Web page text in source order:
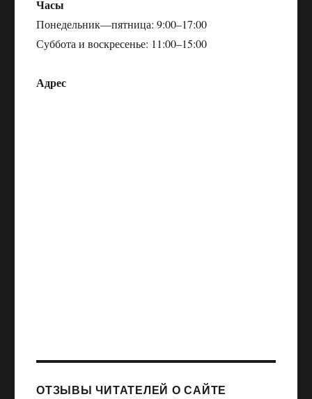
Часы
Понедельник—пятница: 9:00–17:00
Суббота и воскресенье: 11:00–15:00
Адрес
ОТЗЫВЫ ЧИТАТЕЛЕЙ О САЙТЕ